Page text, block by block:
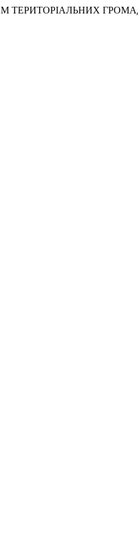
ТЕРИТОРІАЛЬНИХ